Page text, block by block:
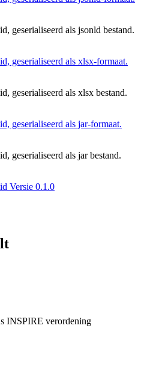
geserialiseerd als jsonld bestand.
geserialiseerd als xlsx-formaat.
geserialiseerd als xlsx bestand.
geserialiseerd als jar-formaat.
geserialiseerd als jar bestand.
Versie 0.1.0
INSPIRE verordening